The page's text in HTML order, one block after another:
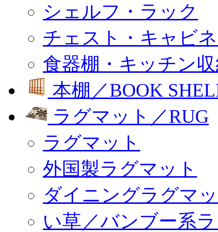
シェルフ・ラック
チェスト・キャビ
食器棚・キッチン
本棚／BOOK
ラグマット／RUG
ラグマット
外国製ラグマット
ダイニングラグマ
い草／バンブー系